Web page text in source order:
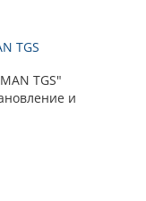
TGS
TGS"
и